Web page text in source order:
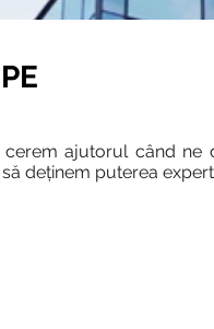
ajutorul când ne
deținem puterea